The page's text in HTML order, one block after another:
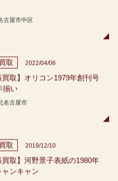
古屋市中区
取 2022/04/06
買取】オリコン1979年創刊号
揃い
名古屋市
取 2019/12/10
買取】河野景子表紙の1980年
ャンキャン